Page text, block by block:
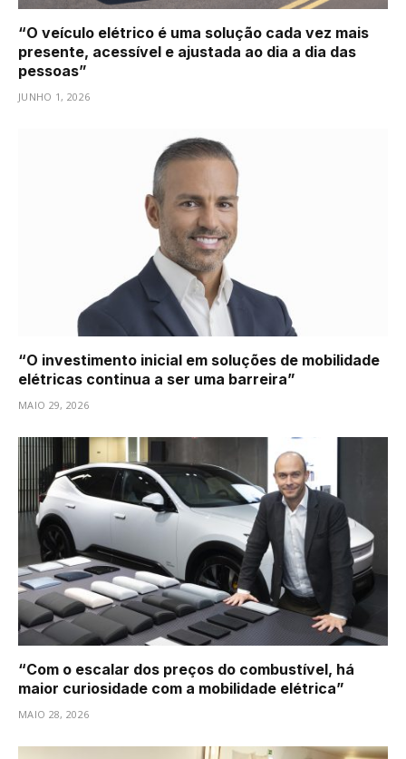
“O veículo elétrico é uma solução cada vez mais
presente, acessível e ajustada ao dia a dia das
pessoas”
JUNHO 1, 2026
“O investimento inicial em soluções de mobilidade
elétricas continua a ser uma barreira”
MAIO 29, 2026
“Com o escalar dos preços do combustível, há
maior curiosidade com a mobilidade elétrica”
MAIO 28, 2026